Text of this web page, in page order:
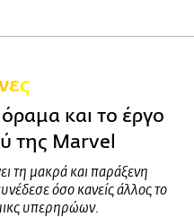
και το έργο
της Marvel
τη μακρά και παράξενη
όσο κανείς άλλος το
υπερηρώων.